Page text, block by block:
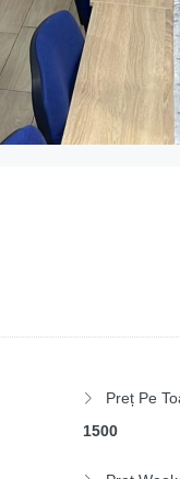
Preț Pe
1500